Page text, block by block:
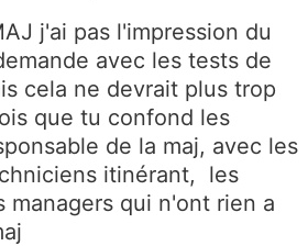
j'ai pas l'impression du
avec les tests de
cela ne devrait plus trop
que tu confond les
de la maj, avec les
itinérant, les
managers qui n'ont rien a